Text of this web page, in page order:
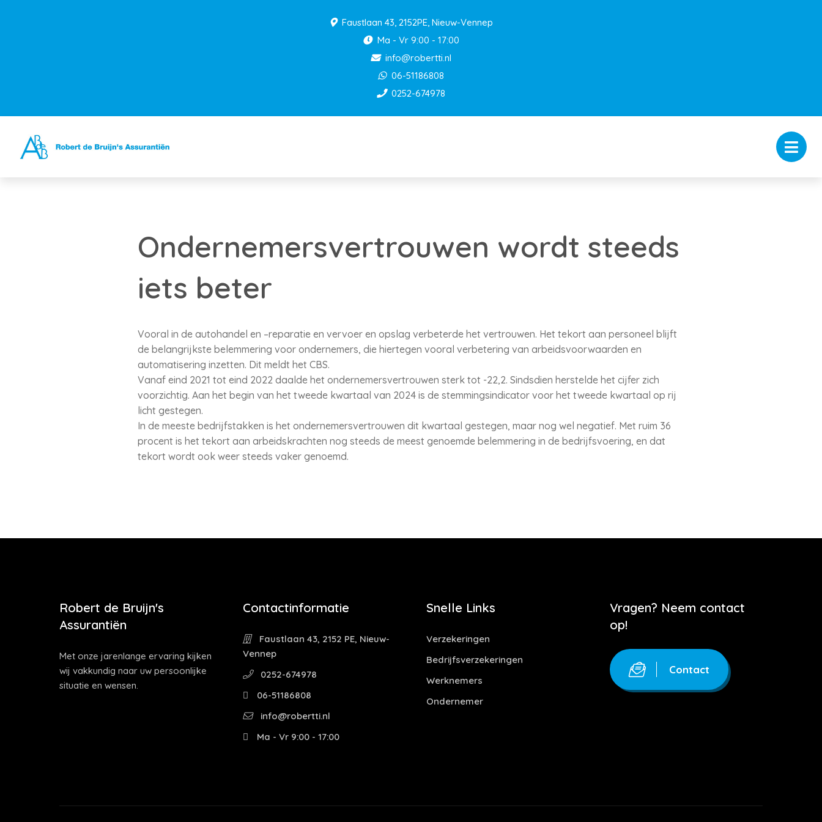
Faustlaan 43, 2152PE, Nieuw-Vennep
Ma - Vr 9:00 - 17:00
info@robertti.nl
06-51186808
0252-674978
Ondernemersvertrouwen wordt steeds
iets beter
Vooral in de autohandel en –reparatie en vervoer en opslag verbeterde het vertrouwen. Het tekort aan personeel blijft
de belangrijkste belemmering voor ondernemers, die hiertegen vooral verbetering van arbeidsvoorwaarden en
automatisering inzetten. Dit meldt het CBS.
Vanaf eind 2021 tot eind 2022 daalde het ondernemersvertrouwen sterk tot -22,2. Sindsdien herstelde het cijfer zich
voorzichtig. Aan het begin van het tweede kwartaal van 2024 is de stemmingsindicator voor het tweede kwartaal op rij
licht gestegen.
In de meeste bedrijfstakken is het ondernemersvertrouwen dit kwartaal gestegen, maar nog wel negatief. Met ruim 36
procent is het tekort aan arbeidskrachten nog steeds de meest genoemde belemmering in de bedrijfsvoering, en dat
tekort wordt ook weer steeds vaker genoemd.
Robert de Bruijn's
Assurantiën
Met onze jarenlange ervaring kijken
wij vakkundig naar uw persoonlijke
situatie en wensen.
Contactinformatie
Faustlaan 43, 2152 PE, Nieuw-
Vennep
0252-674978
06-51186808
info@robertti.nl
Ma - Vr 9:00 - 17:00
Snelle Links
Verzekeringen
Bedrijfsverzekeringen
Werknemers
Ondernemer
Vragen? Neem contact
op!
Contact